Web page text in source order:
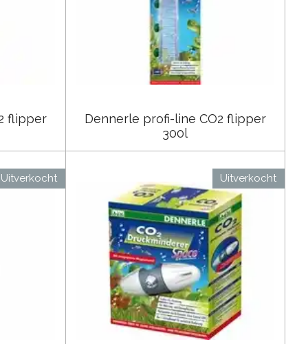
flipper
Dennerle profi-line CO2 flipper
300l
Uitverkocht Uitverkocht